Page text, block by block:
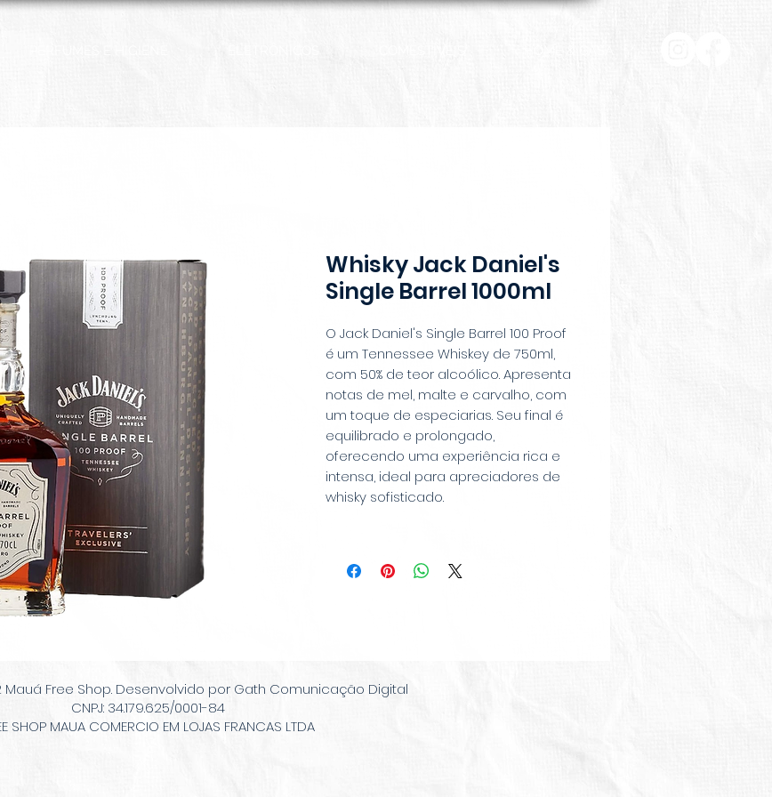
Whisky Jack Daniel's
Single Barrel 1000ml
O Jack Daniel's Single Barrel 100 Proof
é um Tennessee Whiskey de 750ml,
com 50% de teor alcoólico. Apresenta
notas de mel, malte e carvalho, com
um toque de especiarias. Seu final é
equilibrado e prolongado,
oferecendo uma experiência rica e
intensa, ideal para apreciadores de
whisky sofisticado.
Free Shop. Desenvolvido por Gath Comunicação Digital
CNPJ: 34.179.625/0001-84
SHOP MAUA COMERCIO EM LOJAS FRANCAS LTDA